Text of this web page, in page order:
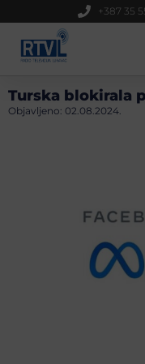
+387 35
Turska blokirala
Objavljeno: 02.08.2024.